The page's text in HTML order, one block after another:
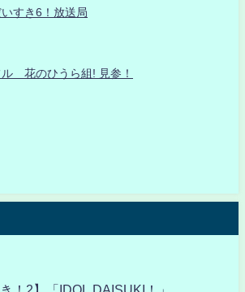
すき6！放送局
花のひうら組! 見参！